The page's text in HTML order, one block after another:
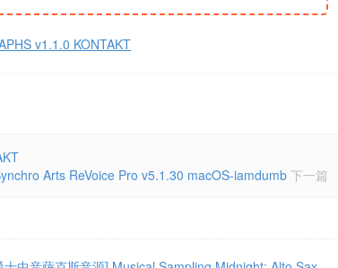
v1.1.0 KONTAKT
Arts ReVoice Pro v5.1.30 macOS-iamdumb 下一篇